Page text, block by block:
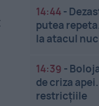
14:44-
putea
la atacul
14:39 -
de criza
restricțiile